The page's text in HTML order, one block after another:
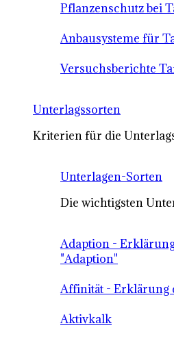
Pflanzenschutz bei
Anbausysteme für
Versuchsberichte
Unterlagssorten
Kriterien für die
Unterlagen-Sorten
Die wichtigsten
Adaption -
"Adaption"
Affinität - Erklärung
Aktivkalk